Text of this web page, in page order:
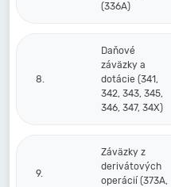
(336A)
8.
Daňové
záväzky a
dotácie (341,
342, 343, 345,
346, 347, 34X)
9.
Záväzky z
derivátových
operácií (373A,